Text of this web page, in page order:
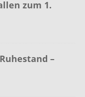
zum 1.
–